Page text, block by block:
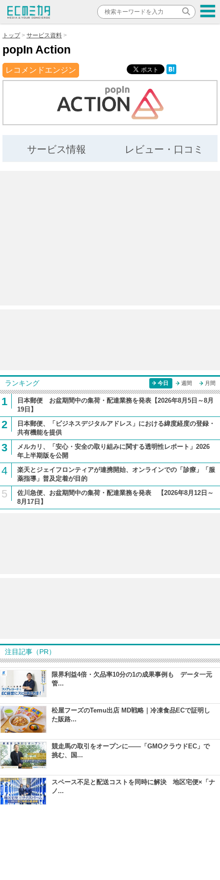
トップ サービス資料
popIn Action
レコメンドエンジン
サービス情報 レビュー・口コミ
ランキング 今日 週間 月間
1
日本郵便 お盆期間中の集荷・配達業務を発表【2026年8月5日～8月
19日】
2
日本郵便、「ビジネスデジタルアドレス」における緯度経度の登録・
共有機能を提供
3
メルカリ、「安心・安全の取り組みに関する透明性レポート」2026
年上半期版を公開
4
楽天とジェイフロンティアが連携開始、オンラインでの「診療」「服
薬指導」普及定着が目的
5
佐川急便、お盆期間中の集荷・配達業務を発表 【2026年8月12日～
8月17日】
注目記事（PR）
限界利益4倍・欠品率10分の1の成果事例も データ一元
管...
松屋フーズのTemu出店 MD戦略｜冷凍食品ECで証明し
た販路...
競走馬の取引をオープンに――「GMOクラウドEC」で
挑む、国...
スペース不足と配送コストを同時に解決 地区宅便×「ナ
ノ...